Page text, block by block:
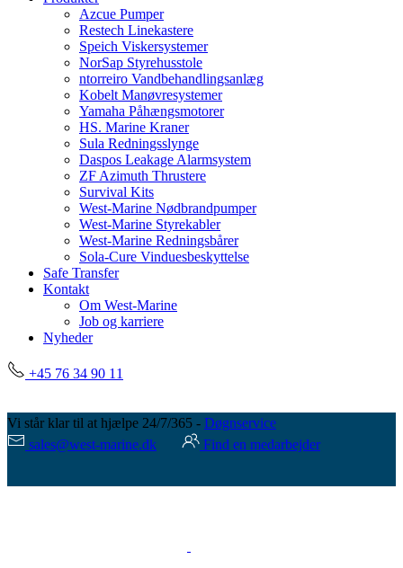
Azcue Pumper
Restech Linekastere
Speich Viskersystemer
NorSap Styrehusstole
ntorreiro Vandbehandlingsanlæg
Kobelt Manøvresystemer
Yamaha Påhængsmotorer
HS. Marine Kraner
Sula Redningsslynge
Daspos Leakage Alarmsystem
ZF Azimuth Thrustere
Survival Kits
West-Marine Nødbrandpumper
West-Marine Styrekabler
West-Marine Redningsbårer
Sola-Cure Vinduesbeskyttelse
Safe Transfer
Kontakt
Om West-Marine
Job og karriere
Nyheder
+45 76 34 90 11
Vi står klar til at hjælpe 24/7/365 - Døgnservice
sales@west-marine.dk
Find en medarbejder